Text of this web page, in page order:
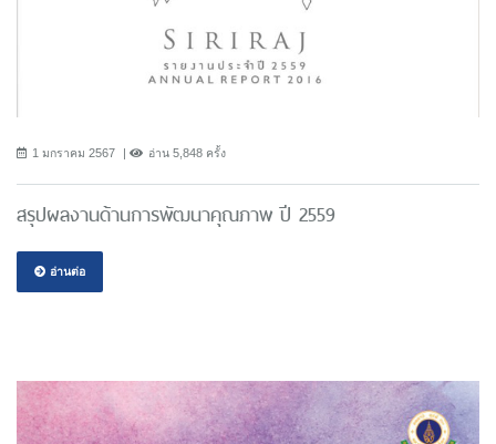
1 มกราคม 2567 อ่าน 5,848 ครั้ง
สรุปผลงานด้านการพัฒนาคุณภาพ ปี 2559
อ่านต่อ